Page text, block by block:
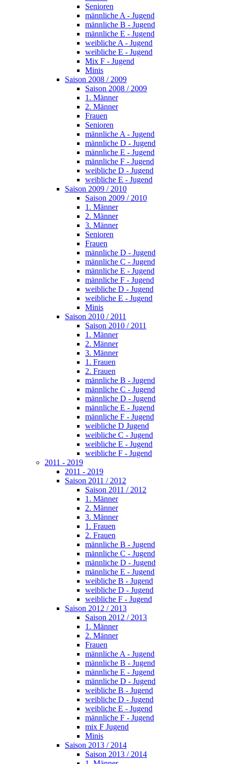
Senioren
männliche A - Jugend
männliche B - Jugend
männliche E - Jugend
weibliche A - Jugend
weibliche E - Jugend
Mix F - Jugend
Minis
Saison 2008 / 2009
Saison 2008 / 2009
1. Männer
2. Männer
Frauen
Senioren
männliche A - Jugend
männliche D - Jugend
männliche E - Jugend
männliche F - Jugend
weibliche D - Jugend
weibliche E - Jugend
Saison 2009 / 2010
Saison 2009 / 2010
1. Männer
2. Männer
3. Männer
Senioren
Frauen
männliche D - Jugend
männliche C - Jugend
männliche E - Jugend
männliche F - Jugend
weibliche D - Jugend
weibliche E - Jugend
Minis
Saison 2010 / 2011
Saison 2010 / 2011
1. Männer
2. Männer
3. Männer
1. Frauen
2. Frauen
männliche B - Jugend
männliche C - Jugend
männliche D - Jugend
männliche E - Jugend
männliche F - Jugend
weibliche D Jugend
weibliche C - Jugend
weibliche E - Jugend
weibliche F - Jugend
2011 - 2019
2011 - 2019
Saison 2011 / 2012
Saison 2011 / 2012
1. Männer
2. Männer
3. Männer
1. Frauen
2. Frauen
männliche B - Jugend
männliche C - Jugend
männliche D - Jugend
männliche E - Jugend
weibliche B - Jugend
weibliche D - Jugend
weibliche F - Jugend
Saison 2012 / 2013
Saison 2012 / 2013
1. Männer
2. Männer
Frauen
männliche A - Jugend
männliche B - Jugend
männliche E - Jugend
männliche D - Jugend
weibliche B - Jugend
weibliche D - Jugend
weibliche E - Jugend
männliche F - Jugend
mix F Jugend
Minis
Saison 2013 / 2014
Saison 2013 / 2014